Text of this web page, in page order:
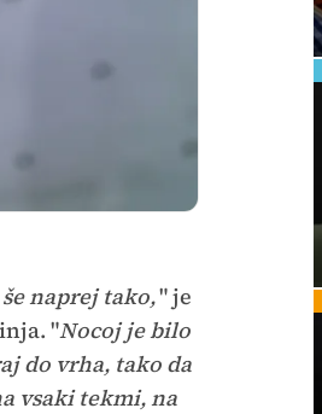
naprej tako," je
"Nocoj je bilo
do vrha, tako da
vsaki tekmi, na